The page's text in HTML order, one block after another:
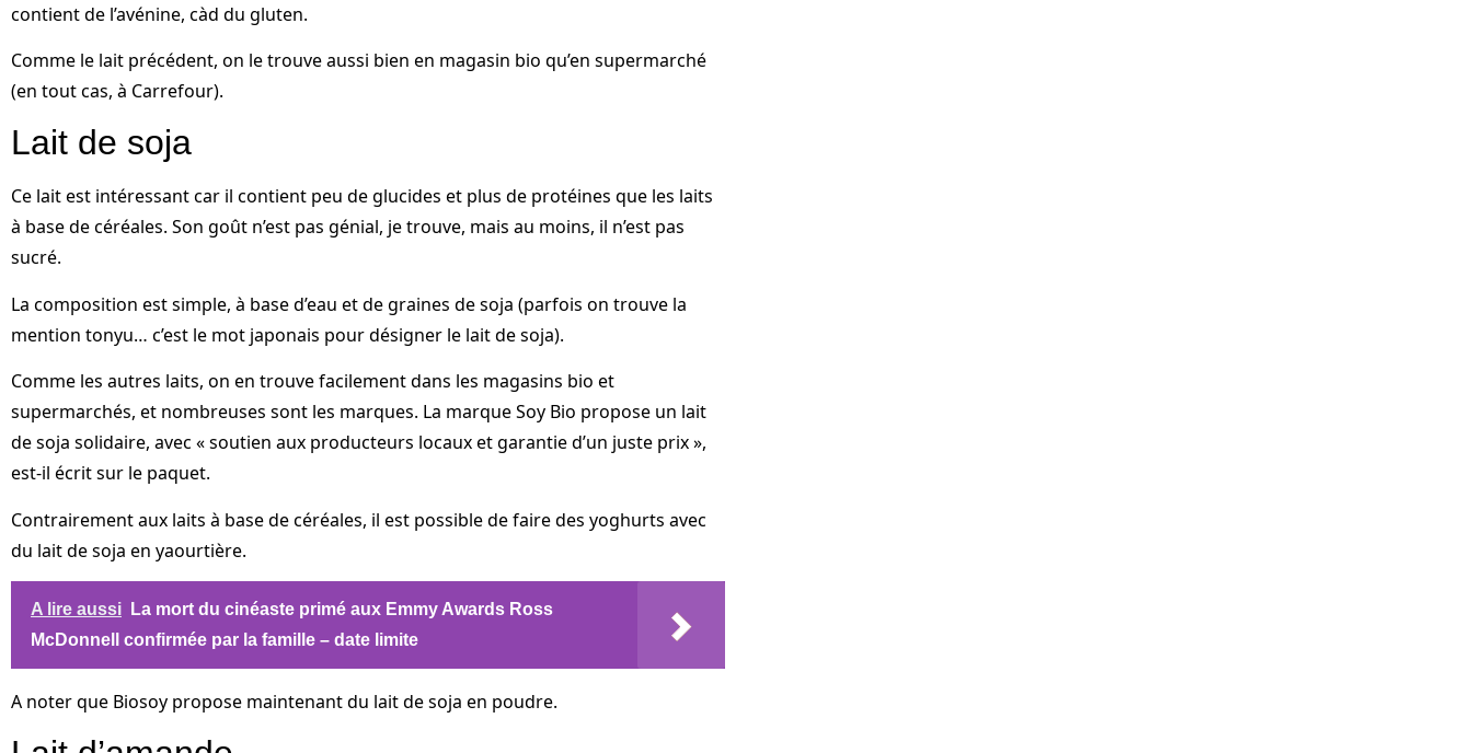
contient de l’avénine, càd du gluten.
Comme le lait précédent, on le trouve aussi bien en magasin bio qu’en supermarché
(en tout cas, à Carrefour).
Lait de soja
Ce lait est intéressant car il contient peu de glucides et plus de protéines que les laits
à base de céréales. Son goût n’est pas génial, je trouve, mais au moins, il n’est pas
sucré.
La composition est simple, à base d’eau et de graines de soja (parfois on trouve la
mention tonyu… c’est le mot japonais pour désigner le lait de soja).
Comme les autres laits, on en trouve facilement dans les magasins bio et
supermarchés, et nombreuses sont les marques. La marque Soy Bio propose un lait
de soja solidaire, avec « soutien aux producteurs locaux et garantie d’un juste prix »,
est-il écrit sur le paquet.
Contrairement aux laits à base de céréales, il est possible de faire des yoghurts avec
du lait de soja en yaourtière.
A lire aussi
La mort du cinéaste primé aux Emmy Awards Ross
McDonnell confirmée par la famille – date limite
A noter que Biosoy propose maintenant du lait de soja en poudre.